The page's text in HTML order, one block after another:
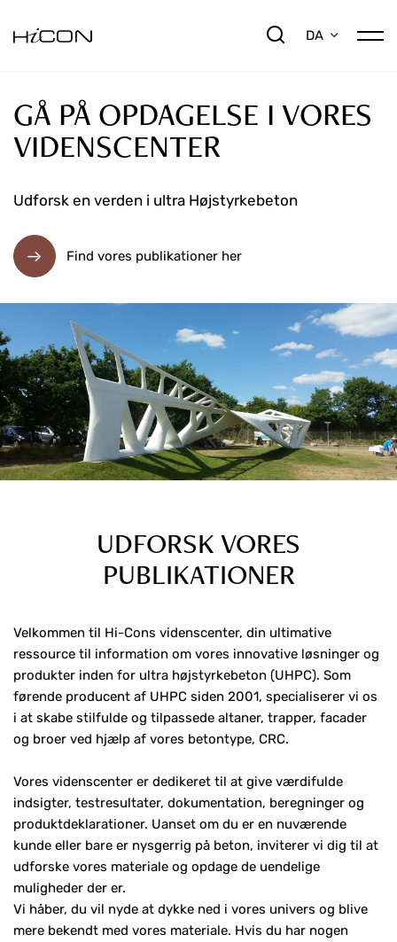
DA
GÅ PÅ OPDAGELSE I VORES
VIDENSCENTER
Udforsk en verden i ultra Højstyrkebeton
Find vores publikationer her
UDFORSK VORES
PUBLIKATIONER
Velkommen til Hi-Cons videnscenter, din ultimative
ressource til information om vores innovative løsninger og
produkter inden for ultra højstyrkebeton (UHPC). Som
førende producent af UHPC siden 2001, specialiserer vi os
i at skabe stilfulde og tilpassede altaner, trapper, facader
og broer ved hjælp af vores betontype, CRC.
Vores videnscenter er dedikeret til at give værdifulde
indsigter, testresultater, dokumentation, beregninger og
produktdeklarationer. Uanset om du er en nuværende
kunde eller bare er nysgerrig på beton, inviterer vi dig til at
udforske vores materiale og opdage de uendelige
muligheder der er.
Vi håber, du vil nyde at dykke ned i vores univers og blive
mere bekendt med vores materiale. Hvis du har nogen